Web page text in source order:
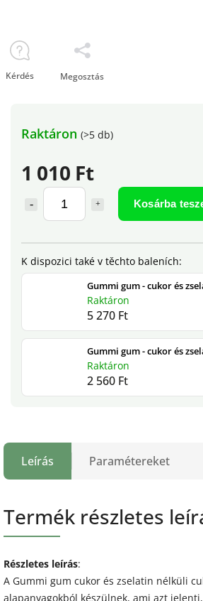
1 010 Ft
Kosárba
Gummi gum - cukor és
Raktáron
5 270 Ft
Gummi gum - cukor és
Raktáron
2 560 Ft
Raktáron (>5 db)
Kérdés Megosztás
Leírás Paramétereket
Termék részletes
Részletes leírás:
A Gummi gum cukor és zselatin nélküli
alapanyagokból készülnek, ami azt